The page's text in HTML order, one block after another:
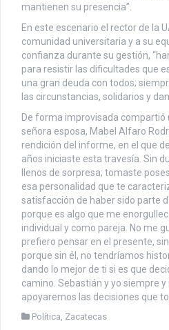
mantienen su presencia”.
En este escenario el rector de la
comunidad universitaria y a su
confianza durante su gestión,
para resistir las dificultades que
una gran deuda con todos;
las circunstancias, solidarios y
De forma improvisada compartió
señora esposa, Mabel Alfaro
rendición del informe, en el que
años iniciaste esta travesía. Sin
llenos de sorpresa; tomaste
esa personalidad que te
satisfacción de haber sido parte
porque es algo que me
individual y como pareja. No me
prefiero pensar en el presente,
porque sin él, no tendríamos
dando lo mejor de ti si es que
camino. Sebastián y yo siempre
apoyaremos las decisiones que
Política Zacatecas